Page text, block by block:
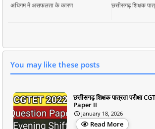
छत्तीसगढ़ शिक्षक
अधिगम में असफलता के कारण
You may like these posts
छत्तीसगढ़ शिक्षक पात्रता परीक्षा
Paper II
January 18, 2026
Read More